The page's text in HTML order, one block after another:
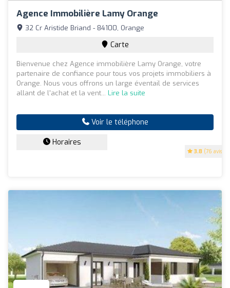
Agence Immobilière Lamy Orange
3.8 (76 avis)
32 Cr Aristide Briand - 84100, Orange
Carte
Bienvenue chez Agence immobilière Lamy Orange, votre
partenaire de confiance pour tous vos projets immobiliers à
Orange. Nous vous offrons un large éventail de services
allant de l'achat et la vent... Lire la suite
Voir le téléphone
Horaires